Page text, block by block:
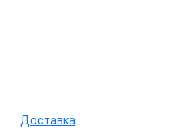
Доставка